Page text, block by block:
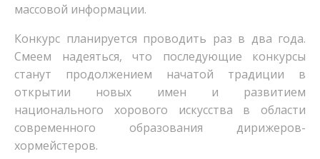
массовой информации.
Конкурс планируется проводить раз в два года.
Смеем надеяться, что последующие конкурсы
станут продолжением начатой традиции в
открытии новых имен и развитием
национального хорового искусства в области
современного образования дирижеров-
хормейстеров.